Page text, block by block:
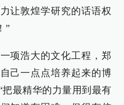
让敦煌学研究的话语权
”
项浩大的文化工程，郑
己一点点培养起来的博
最精华的力量用到最有